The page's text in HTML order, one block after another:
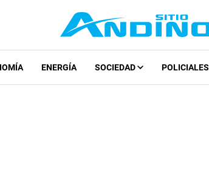
ENERGÍA SOCIEDAD POLICIALES